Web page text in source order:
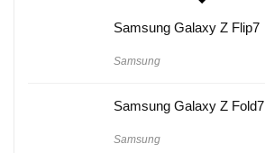
Samsung Galaxy Z Flip7
Samsung
Samsung Galaxy Z Fold7
Samsung